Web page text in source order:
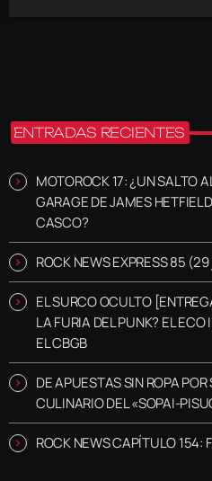
ENTRADAS RECIENTES
MOTOROCK 17: ¿UN SALTO
GARAGE DE JAMES
CASCO?
ROCK NEWS EXPRESS 85
EL SURCO OCULTO
LA FURIA DEL PUNK? EL
EL CBGB
DE APUESTAS SIN ROPA POR
CULINARIO DEL «SOPAI-
ROCK NEWS CAPÍTULO 154: